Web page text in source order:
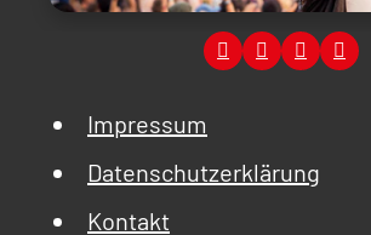
Impressum
Datenschutzerklärung
Kontakt